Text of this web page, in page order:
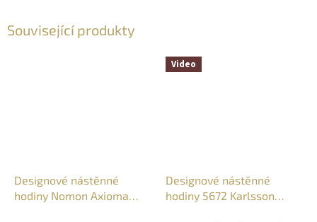
Související produkty
Designové nástěnné
hodiny Nomon Axioma
Video
Designové nástěnné
hodiny 5672 Karlsson